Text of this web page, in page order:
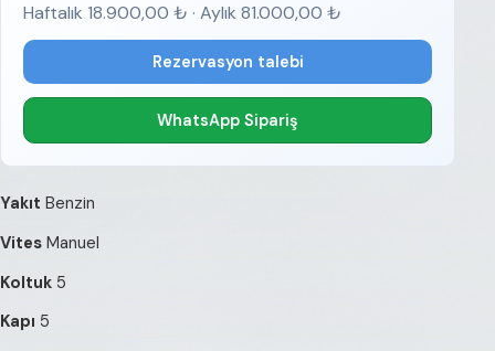
Haftalık 18.900,00 ₺ · Aylık 81.000,00 ₺
Rezervasyon talebi
WhatsApp Sipariş
Yakıt Benzin
Vites Manuel
Koltuk 5
Kapı 5